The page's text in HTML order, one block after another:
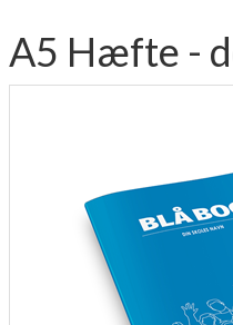
A5 Hæfte -